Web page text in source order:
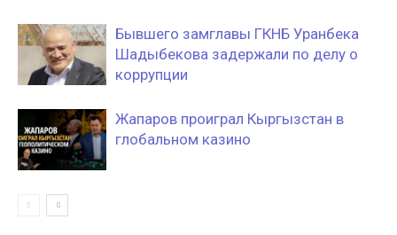
Бывшего замглавы ГКНБ Уранбека
Шадыбекова задержали по делу о
коррупции
Жапаров проиграл Кыргызстан в
глобальном казино